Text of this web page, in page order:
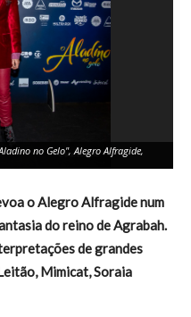
no Gelo", Alegro Alfragide,
o Alegro Alfragide num
do reino de Agrabah.
de grandes
Mimicat, Soraia